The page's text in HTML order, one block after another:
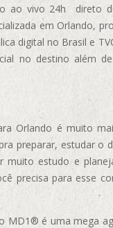
ao vivo 24h direto
em Orlando,
digital no Brasil e
no destino além
Orlando é muito
preparar, estudar o
muito estudo e
precisa para esse
MD1® é uma mega